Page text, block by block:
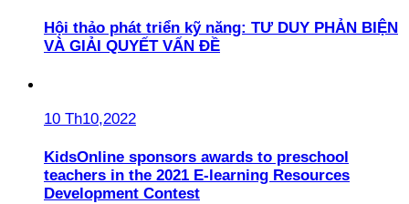
Hội thảo phát triển kỹ năng: TƯ DUY PHẢN BIỆN
VÀ GIẢI QUYẾT VẤN ĐỀ
10 Th10,2022
KidsOnline sponsors awards to preschool
teachers in the 2021 E-learning Resources
Development Contest